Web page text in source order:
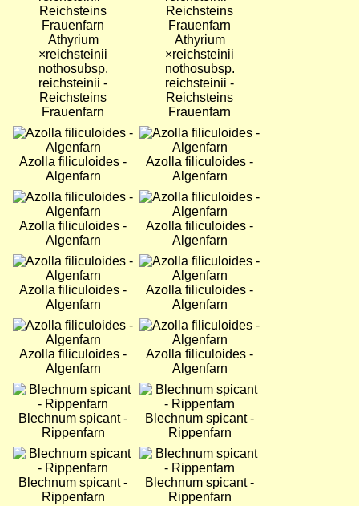
Athyrium
×reichsteinii
nothosubsp.
reichsteinii -
Reichsteins
Frauenfarn
Athyrium
×reichsteinii
nothosubsp.
reichsteinii -
Reichsteins
Frauenfarn
Bild
Azolla filiculoides -
Algenfarn
Bild
Azolla filiculoides -
Algenfarn
Bild
Azolla filiculoides -
Algenfarn
Bild
Azolla filiculoides -
Algenfarn
Bild
Azolla filiculoides -
Algenfarn
Bild
Azolla filiculoides -
Algenfarn
Bild
Azolla filiculoides -
Algenfarn
Bild
Azolla filiculoides -
Algenfarn
Bild
Blechnum spicant -
Rippenfarn
Bild
Blechnum spicant -
Rippenfarn
Bild
Blechnum spicant -
Rippenfarn
Bild
Blechnum spicant -
Rippenfarn